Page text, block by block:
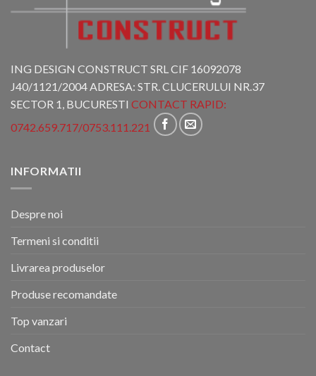
ING DESIGN CONSTRUCT SRL CIF 16092078
J40/1121/2004 ADRESA: STR. CLUCERULUI NR.37
SECTOR 1, BUCURESTI CONTACT RAPID:
0742.659.717/0753.111.221
INFORMATII
Despre noi
Termeni si conditii
Livrarea produselor
Produse recomandate
Top vanzari
Contact